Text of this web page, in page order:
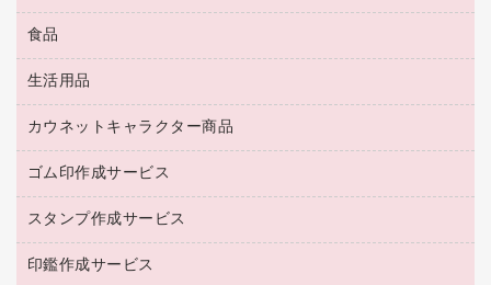
ＨＤＤ／ＳＳＤ
ディスプレイモニター
アウター
防災用品
防災用備蓄食品・飲料
台車・脚立
倉庫収納用品
作業用雑貨
梱包用品
梱包用テープ
緑茶飲料
茶葉・インスタント
紅茶・バラエティ飲料
レギュラーコーヒー
ミルク・シュガー
ソフトドリンク
コーヒーメーカー・備品
食品
食品
菓子
生活用品
浴室用品
台所用洗剤
掃除用品
掃除用洗剤
洗濯用品
カウネットキャラクター商品
カウネットキャラクター商品
ゴム印作成サービス
ゴム印作成サービス
ゴム印（一行印）作成サービス
スタンプ作成サービス
シヤチハタスタンプ作成サービス
印鑑作成サービス